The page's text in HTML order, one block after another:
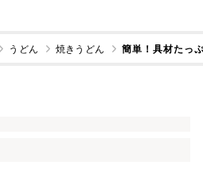
うどん 焼きうどん 簡単！具材たっ